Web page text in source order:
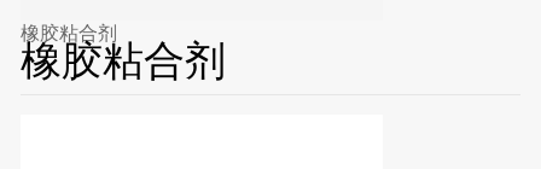
橡胶粘合剂
橡胶粘合剂